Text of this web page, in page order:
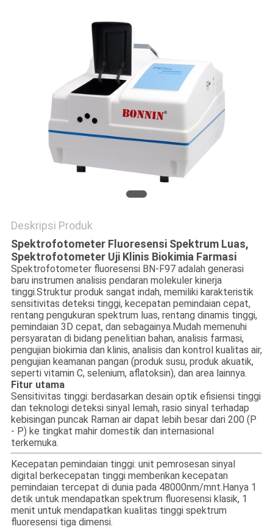
Deskripsi Produk
Spektrofotometer Fluoresensi Spektrum Luas,
Spektrofotometer Uji Klinis Biokimia Farmasi
Spektrofotometer fluoresensi BN-F97 adalah generasi
baru instrumen analisis pendaran molekuler kinerja
tinggi.Struktur produk sangat indah, memiliki karakteristik
sensitivitas deteksi tinggi, kecepatan pemindaian cepat,
rentang pengukuran spektrum luas, rentang dinamis tinggi,
pemindaian 3D cepat, dan sebagainya.Mudah memenuhi
persyaratan di bidang penelitian bahan, analisis farmasi,
pengujian biokimia dan klinis, analisis dan kontrol kualitas air,
pengujian keamanan pangan (produk susu, produk akuatik,
seperti vitamin C, selenium, aflatoksin), dan area lainnya.
Fitur utama
Sensitivitas tinggi: berdasarkan desain optik efisiensi tinggi
dan teknologi deteksi sinyal lemah, rasio sinyal terhadap
kebisingan puncak Raman air dapat lebih besar dari 200 (P
- P) ke tingkat mahir domestik dan internasional
terkemuka.
Kecepatan pemindaian tinggi: unit pemrosesan sinyal
digital berkecepatan tinggi memberikan kecepatan
pemindaian tercepat di dunia pada 48000nm/mnt.Hanya 1
detik untuk mendapatkan spektrum fluoresensi klasik, 1
menit untuk mendapatkan kualitas tinggi spektrum
fluoresensi tiga dimensi.